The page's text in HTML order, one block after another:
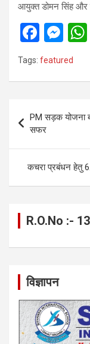
आयुक्त डोमन सिंह और
F
a
ce
o
o
k
M
es
se
g
Tags: featured
navigation
PM सड़क योजना
सफर
कचरा प्रबंधन हेतु
R.O.No :-
विज्ञापन